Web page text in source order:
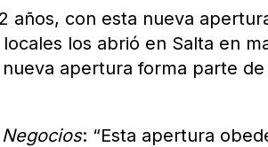
años, con esta nueva
los abrió en Salta en
apertura forma parte
Negocios: “Esta apertura